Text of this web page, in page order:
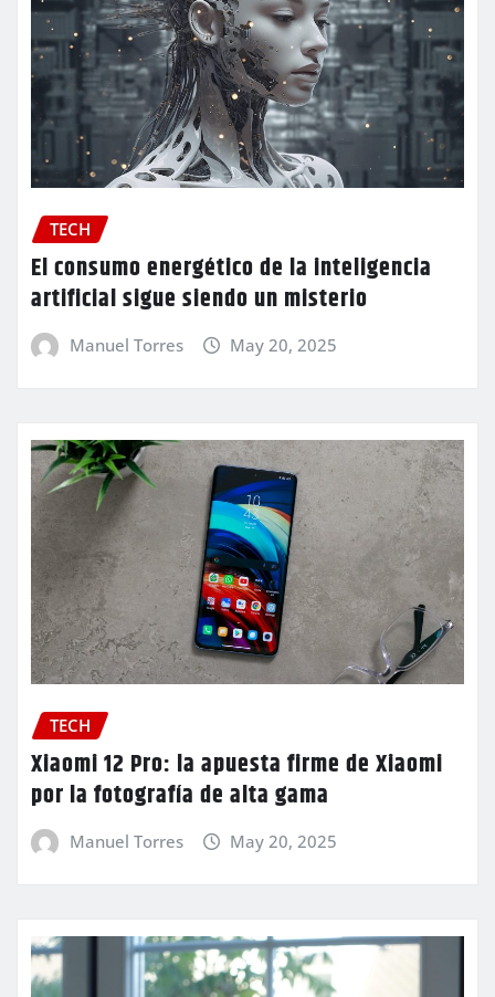
TECH
El consumo energético de la inteligencia
artificial sigue siendo un misterio
Manuel Torres May 20, 2025
TECH
Xiaomi 12 Pro: la apuesta firme de Xiaomi
por la fotografía de alta gama
Manuel Torres May 20, 2025